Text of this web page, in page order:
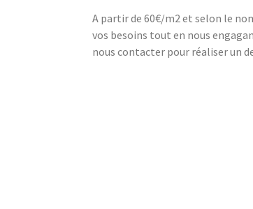
A partir de 60€/m2 et selon le
vos besoins tout en nous
nous contacter pour réaliser un